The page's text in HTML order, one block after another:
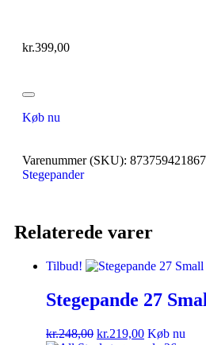
kr.399,00
Køb nu
Varenummer (SKU):
Stegepander
Relaterede varer
Tilbud!
Stegepande 27
kr.248,00 kr.219,00 Køb nu